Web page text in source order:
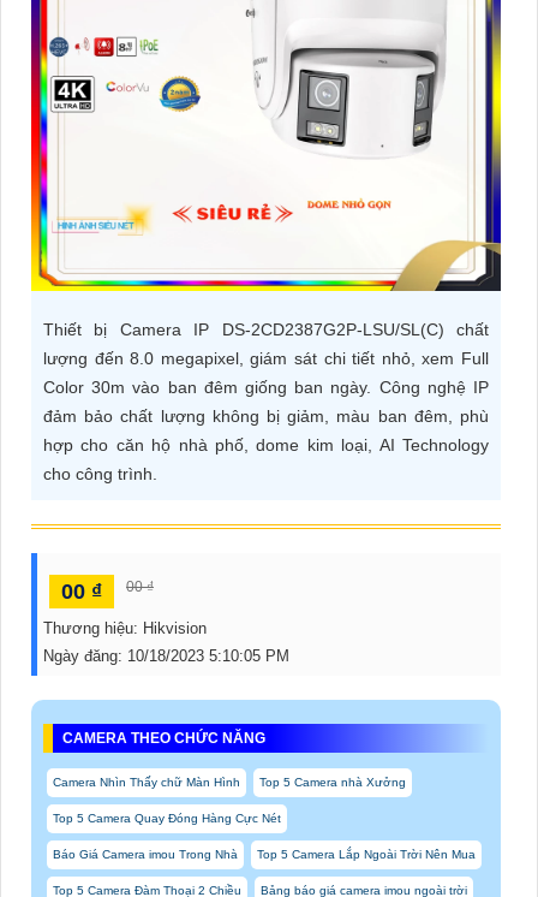
PHỤ
KIỆN
CAMERA
TƯ
VỤ
Thiết bị Camera IP DS-2CD2387G2P-LSU/SL(C) chất
lượng đến 8.0 megapixel, giám sát chi tiết nhỏ, xem Full
Color 30m vào ban đêm giống ban ngày. Công nghệ IP
đảm bảo chất lượng không bị giảm, màu ban đêm, phù
hợp cho căn hộ nhà phố, dome kim loại, AI Technology
cho công trình.
00 ₫ 00 ₫
Thương hiệu: Hikvision
Ngày đăng: 10/18/2023 5:10:05 PM
CAMERA THEO CHỨC NĂNG
Camera Nhìn Thấy chữ Màn Hình Top 5 Camera nhà Xưởng
Top 5 Camera Quay Đóng Hàng Cực Nét
Báo Giá Camera imou Trong Nhà Top 5 Camera Lắp Ngoài Trời Nên Mua
Top 5 Camera Đàm Thoại 2 Chiều Bảng báo giá camera imou ngoài trời